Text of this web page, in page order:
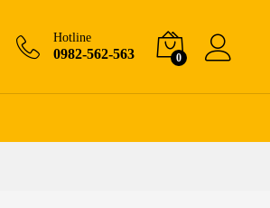
Hotline
0982-562-563 0